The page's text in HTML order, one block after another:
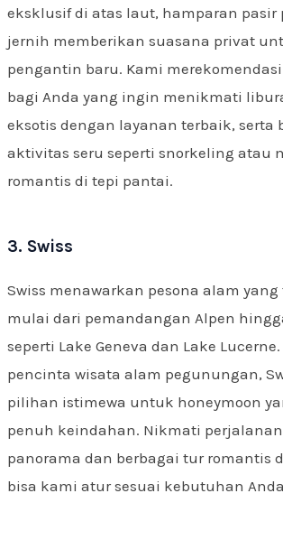
eksklusif di atas laut, hamparan pasir
jernih memberikan suasana privat
pengantin baru. Kami
bagi Anda yang ingin menikmati
eksotis dengan layanan terbaik, serta
aktivitas seru seperti snorkeling atau
romantis di tepi pantai.
3. Swiss
Swiss menawarkan pesona alam
mulai dari pemandangan Alpen
seperti Lake Geneva dan Lake
pencinta wisata alam pegunungan,
pilihan istimewa untuk honeymoon
penuh keindahan. Nikmati
panorama dan berbagai tur romantis
bisa kami atur sesuai kebutuhan